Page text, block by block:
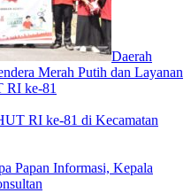
Daerah
Merah Putih dan Layanan
RI ke-81
RI ke-81 di Kecamatan
Papan Informasi, Kepala